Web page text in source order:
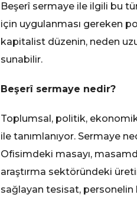
Beşerî sermaye ile ilgili bu
için uygulanması gereken
kapitalist düzenin, neden
sunabilir.
Beşerî sermaye nedir?
Toplumsal, politik,
ile tanımlanıyor. Sermaye
Ofisimdeki masayı,
araştırma sektöründeki
sağlayan tesisat, personelin